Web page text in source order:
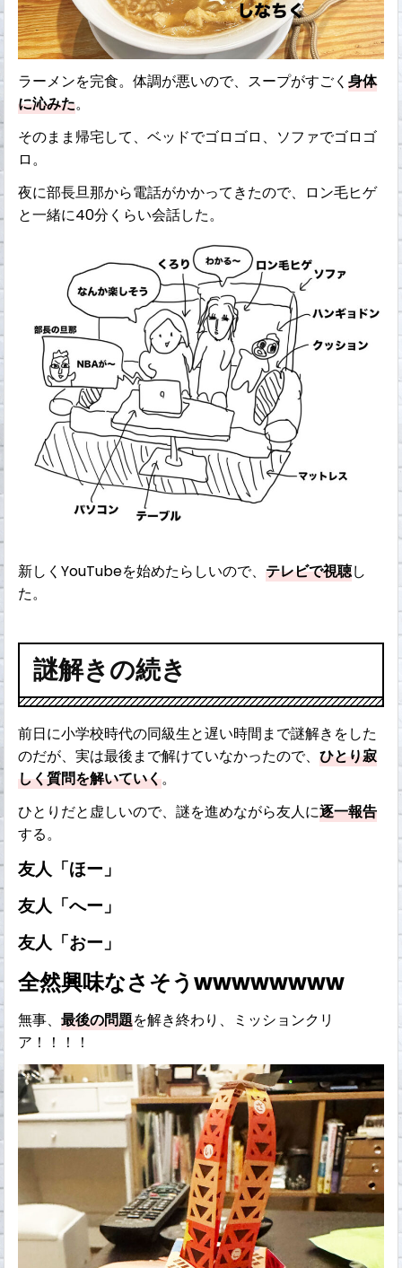
ラーメンを完食。体調が悪いので、スープがすごく身体
に沁みた。
そのまま帰宅して、ベッドでゴロゴロ、ソファでゴロゴ
ロ。
夜に部長旦那から電話がかかってきたので、ロン毛ヒゲ
と一緒に40分くらい会話した。
新しくYouTubeを始めたらしいので、テレビで視聴し
た。
謎解きの続き
前日に小学校時代の同級生と遅い時間まで謎解きをした
のだが、実は最後まで解けていなかったので、ひとり寂
しく質問を解いていく。
ひとりだと虚しいので、謎を進めながら友人に逐一報告
する。
友人「ほー」
友人「へー」
友人「おー」
全然興味なさそうwwwwwwww
無事、最後の問題を解き終わり、ミッションクリ
ア！！！！